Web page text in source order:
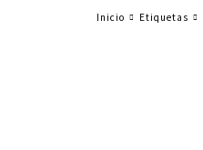
Inicio Etiquetas